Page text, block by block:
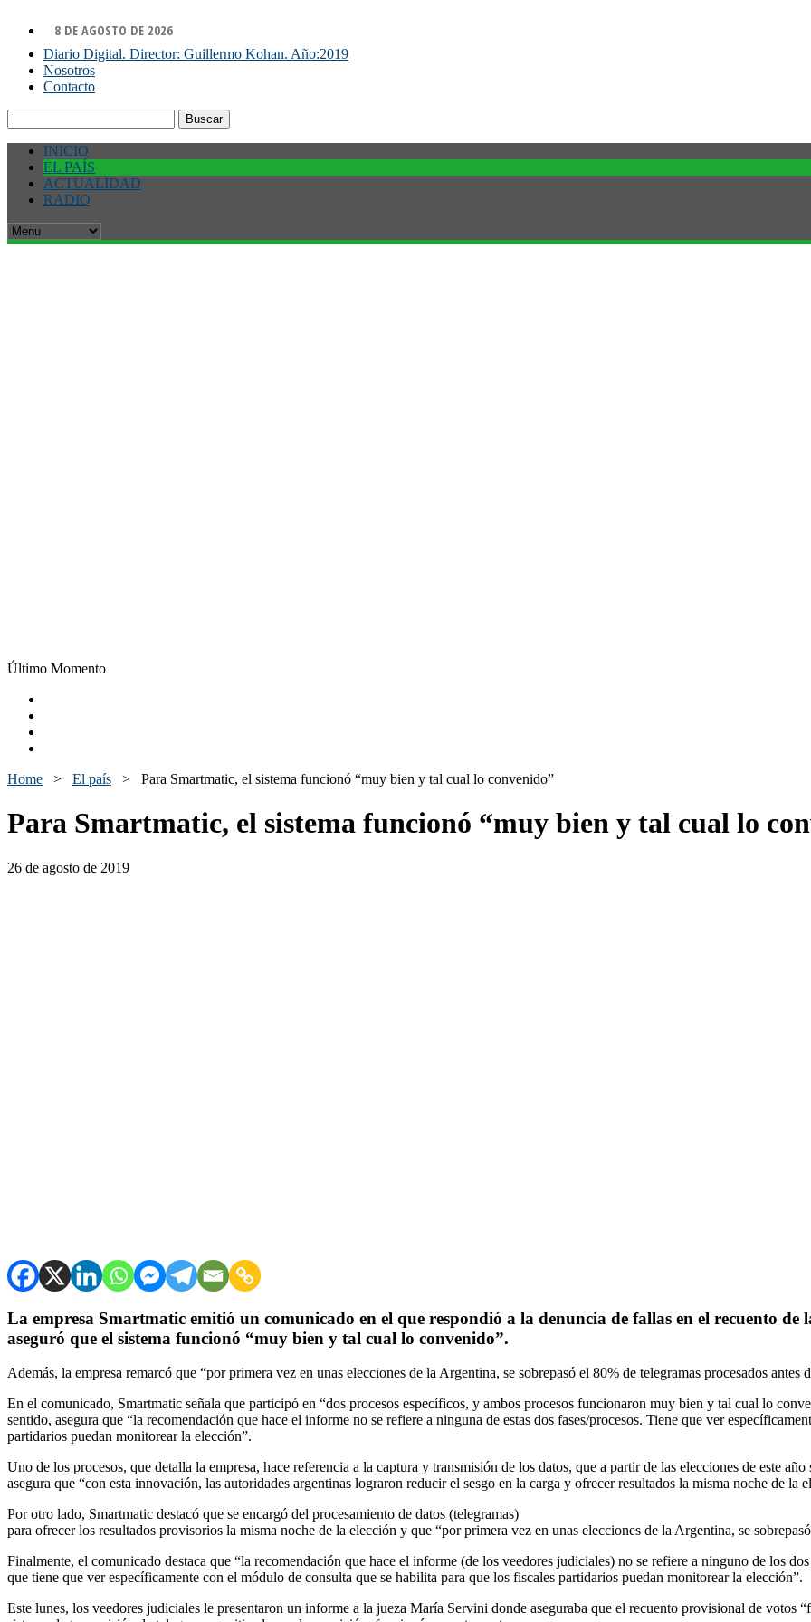
8 DE AGOSTO DE 2026
Diario Digital. Director: Guillermo Kohan. Año:2019
Nosotros
Contacto
INICIO
EL PAÍS
ACTUALIDAD
RADIO
Último Momento
Home > El país > Para Smartmatic, el sistema funcionó “muy bien y tal cual lo convenido”
Para Smartmatic, el sistema funcionó “muy bien y tal cual lo
26 de agosto de 2019
La empresa Smartmatic emitió un comunicado en el que respondió a la denuncia de fallas en el recuento de
aseguró que el sistema funcionó “muy bien y tal cual lo convenido”.
Además, la empresa remarcó que “por primera vez en unas elecciones de la Argentina, se sobrepasó el 80% de telegramas procesados antes
En el comunicado, Smartmatic señala que participó en “dos procesos específicos, y ambos procesos funcionaron muy bien y tal cual lo
sentido, asegura que “la recomendación que hace el informe no se refiere a ninguna de estas dos fases/procesos. Tiene que ver
partidarios puedan monitorear la elección”.
Uno de los procesos, que detalla la empresa, hace referencia a la captura y transmisión de los datos, que a partir de las elecciones de este
asegura que “con esta innovación, las autoridades argentinas lograron reducir el sesgo en la carga y ofrecer resultados la misma noche de la
Por otro lado, Smartmatic destacó que se encargó del procesamiento de datos (telegramas)
para ofrecer los resultados provisorios la misma noche de la elección y que “por primera vez en unas elecciones de la Argentina, se
Finalmente, el comunicado destaca que “la recomendación que hace el informe (de los veedores judiciales) no se refiere a ninguno de los
que tiene que ver específicamente con el módulo de consulta que se habilita para que los fiscales partidarios puedan monitorear la elección”.
Este lunes, los veedores judiciales le presentaron un informe a la jueza María Servini donde aseguraba que el recuento provisional de votos